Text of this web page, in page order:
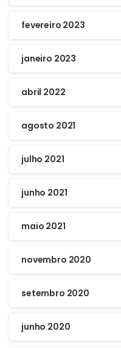
fevereiro 2023
janeiro 2023
abril 2022
agosto 2021
julho 2021
junho 2021
maio 2021
novembro 2020
setembro 2020
junho 2020